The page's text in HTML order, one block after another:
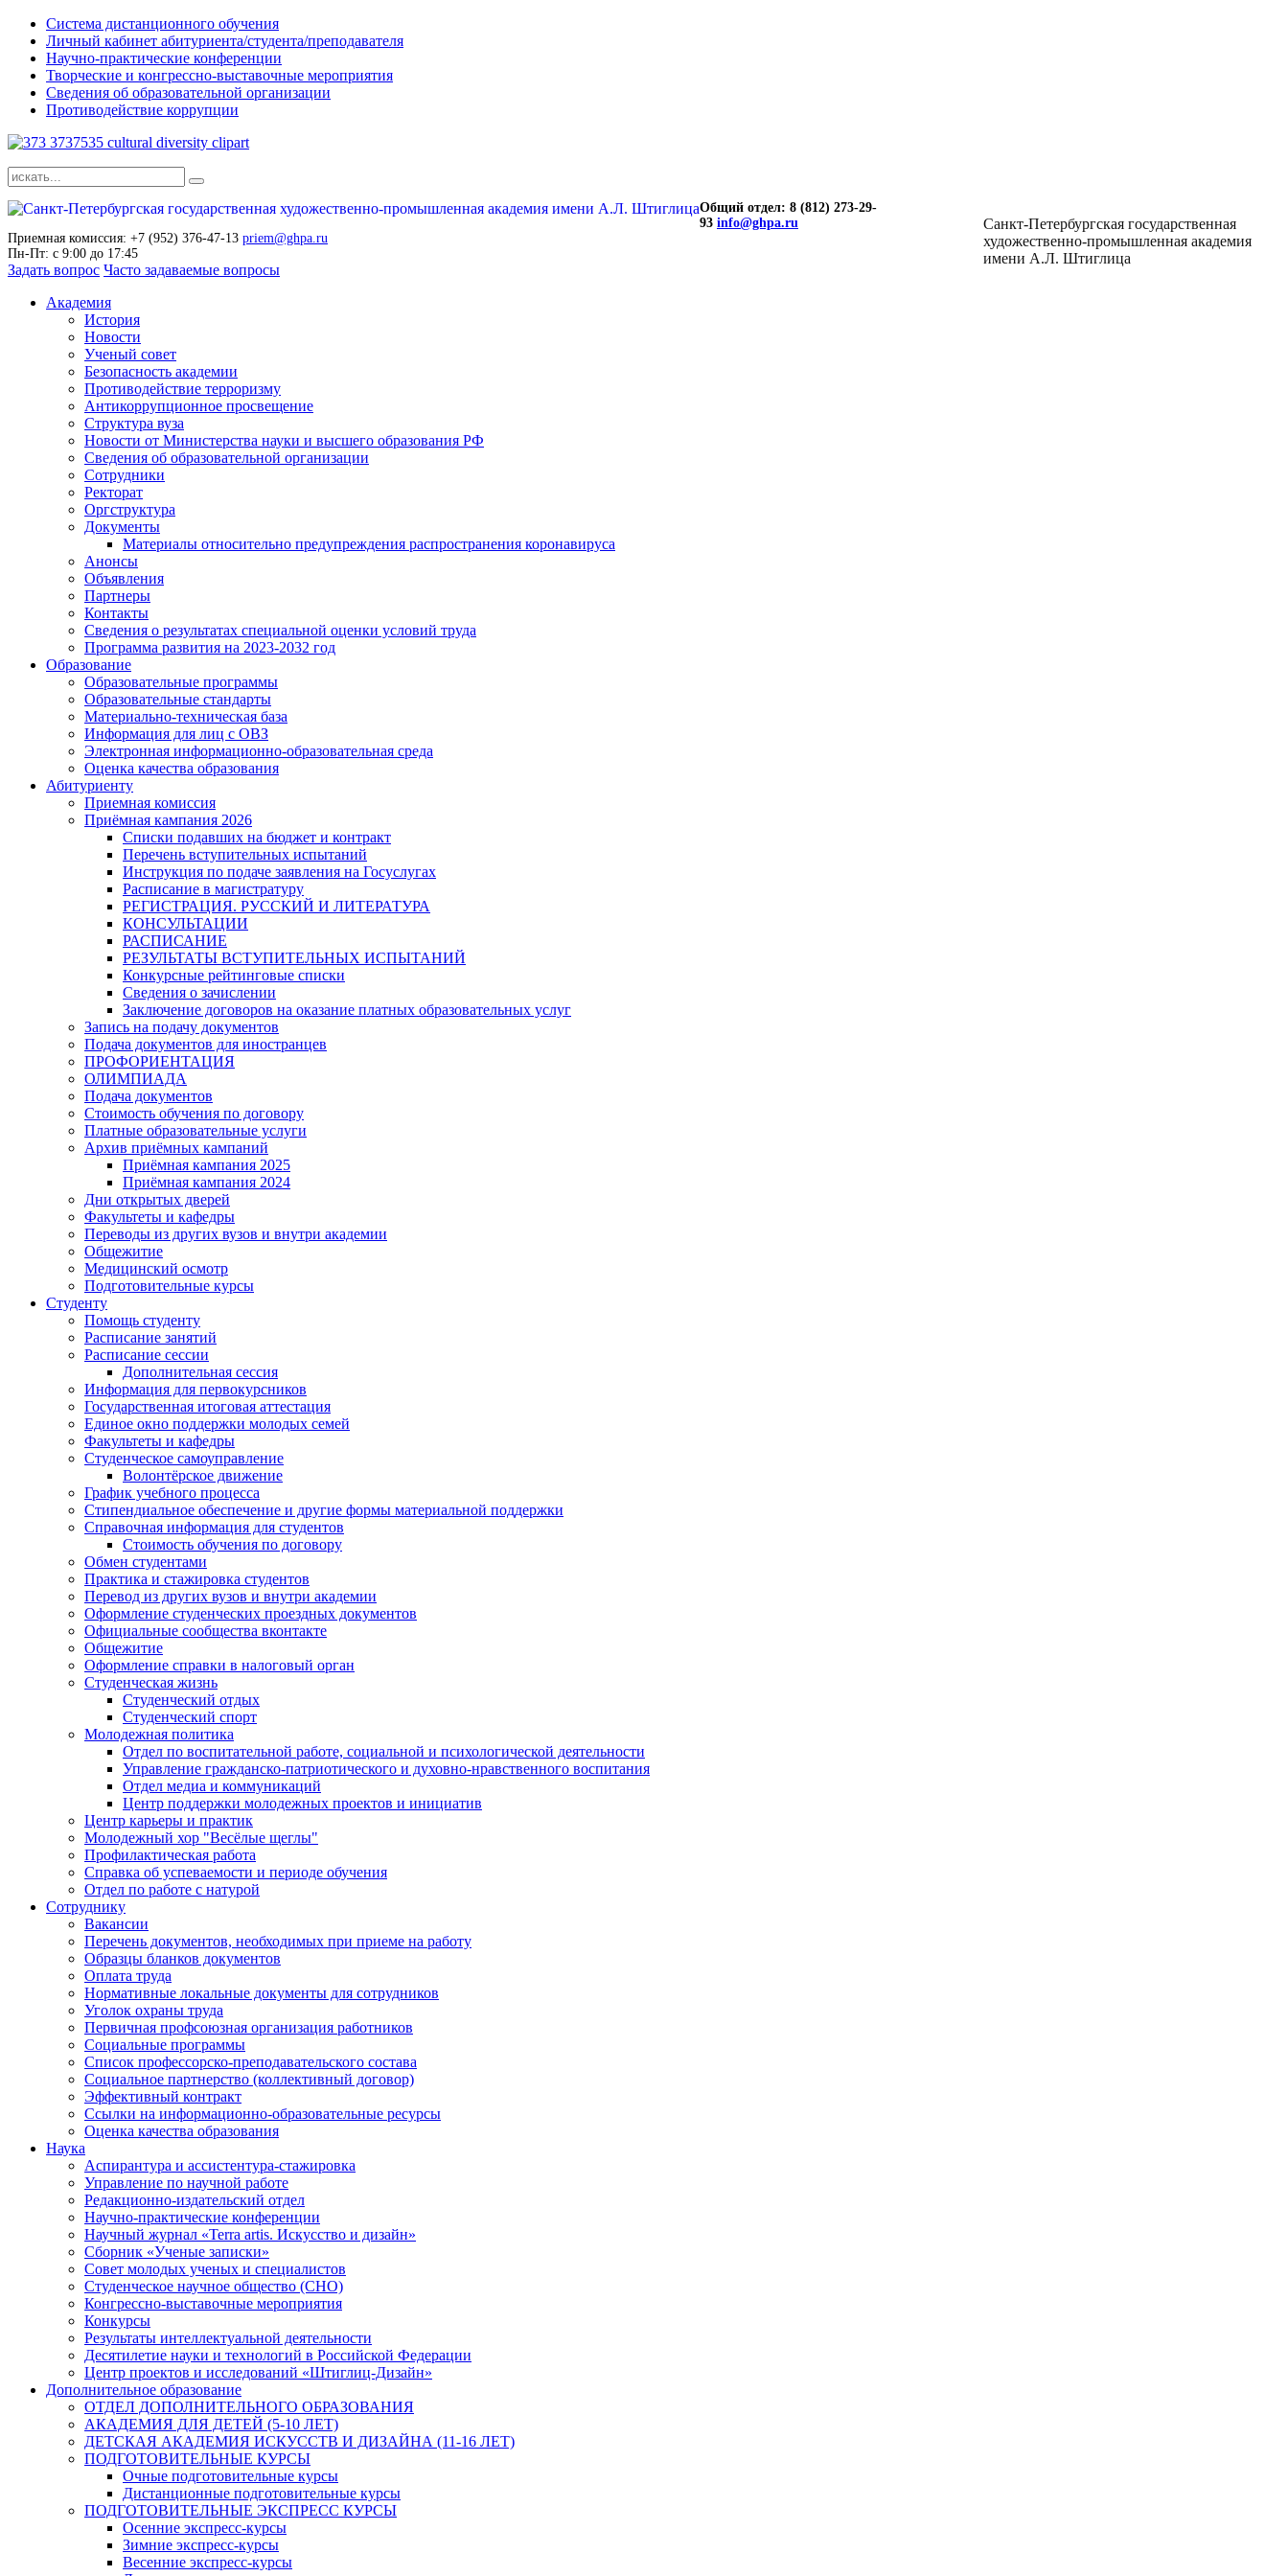
Система дистанционного обучения
Личный кабинет абитуриента/студента/преподавателя
Научно-практические конференции
Творческие и конгрессно-выставочные мероприятия
Сведения об образовательной организации
Противодействие коррупции
Санкт-Петербургская государственная
художественно-промышленная академия
имени А.Л. Штиглица
Общий отдел: 8 (812) 273-29-
93 info@ghpa.ru
Приемная комиссия: +7 (952) 376-47-13 priem@ghpa.ru
Пн-Пт: с 9:00 до 17:45
Задать вопрос Часто задаваемые вопросы
Академия
История
Новости
Ученый совет
Безопасность академии
Противодействие терроризму
Антикоррупционное просвещение
Структура вуза
Новости от Министерства науки и высшего образования РФ
Сведения об образовательной организации
Сотрудники
Ректорат
Оргструктура
Документы
Материалы относительно предупреждения распространения коронавируса
Анонсы
Объявления
Партнеры
Контакты
Сведения о результатах специальной оценки условий труда
Программа развития на 2023-2032 год
Образование
Образовательные программы
Образовательные стандарты
Материально-техническая база
Информация для лиц с ОВЗ
Электронная информационно-образовательная среда
Оценка качества образования
Абитуриенту
Приемная комиссия
Приёмная кампания 2026
Списки подавших на бюджет и контракт
Перечень вступительных испытаний
Инструкция по подаче заявления на Госуслугах
Расписание в магистратуру
РЕГИСТРАЦИЯ. РУССКИЙ И ЛИТЕРАТУРА
КОНСУЛЬТАЦИИ
РАСПИСАНИЕ
РЕЗУЛЬТАТЫ ВСТУПИТЕЛЬНЫХ ИСПЫТАНИЙ
Конкурсные рейтинговые списки
Сведения о зачислении
Заключение договоров на оказание платных образовательных услуг
Запись на подачу документов
Подача документов для иностранцев
ПРОФОРИЕНТАЦИЯ
ОЛИМПИАДА
Подача документов
Стоимость обучения по договору
Платные образовательные услуги
Архив приёмных кампаний
Приёмная кампания 2025
Приёмная кампания 2024
Дни открытых дверей
Факультеты и кафедры
Переводы из других вузов и внутри академии
Общежитие
Медицинский осмотр
Подготовительные курсы
Студенту
Помощь студенту
Расписание занятий
Расписание сессии
Дополнительная сессия
Информация для первокурсников
Государственная итоговая аттестация
Единое окно поддержки молодых семей
Факультеты и кафедры
Студенческое самоуправление
Волонтёрское движение
График учебного процесса
Стипендиальное обеспечение и другие формы материальной поддержки
Справочная информация для студентов
Cтоимость обучения по договору
Обмен студентами
Практика и стажировка студентов
Перевод из других вузов и внутри академии
Оформление студенческих проездных документов
Официальные сообщества вконтакте
Общежитие
Оформление справки в налоговый орган
Студенческая жизнь
Студенческий отдых
Студенческий спорт
Молодежная политика
Отдел по воспитательной работе, социальной и психологической деятельности
Управление гражданско-патриотического и духовно-нравственного воспитания
Отдел медиа и коммуникаций
Центр поддержки молодежных проектов и инициатив
Центр карьеры и практик
Молодежный хор "Весёлые щеглы"
Профилактическая работа
Справка об успеваемости и периоде обучения
Отдел по работе с натурой
Сотруднику
Вакансии
Перечень документов, необходимых при приеме на работу
Образцы бланков документов
Оплата труда
Нормативные локальные документы для сотрудников
Уголок охраны труда
Первичная профсоюзная организация работников
Социальные программы
Список профессорско-преподавательского состава
Социальное партнерство (коллективный договор)
Эффективный контракт
Ссылки на информационно-образовательные ресурсы
Оценка качества образования
Наука
Аспирантура и ассистентура-стажировка
Управление по научной работе
Редакционно-издательский отдел
Научно-практические конференции
Научный журнал «Terra artis. Искусство и дизайн»
Сборник «Ученые записки»
Совет молодых ученых и специалистов
Студенческое научное общество (СНО)
Конгрессно-выставочные мероприятия
Конкурсы
Результаты интеллектуальной деятельности
Десятилетие науки и технологий в Российской Федерации
Центр проектов и исследований «Штиглиц-Дизайн»
Дополнительное образование
ОТДЕЛ ДОПОЛНИТЕЛЬНОГО ОБРАЗОВАНИЯ
АКАДЕМИЯ ДЛЯ ДЕТЕЙ (5-10 ЛЕТ)
ДЕТСКАЯ АКАДЕМИЯ ИСКУССТВ И ДИЗАЙНА (11-16 ЛЕТ)
ПОДГОТОВИТЕЛЬНЫЕ КУРСЫ
Очные подготовительные курсы
Дистанционные подготовительные курсы
ПОДГОТОВИТЕЛЬНЫЕ ЭКСПРЕСС КУРСЫ
Осенние экспресс-курсы
Зимние экспресс-курсы
Весенние экспресс-курсы